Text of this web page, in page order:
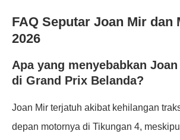
FAQ Seputar Joan Mir dan
2026
Apa yang menyebabkan
di Grand Prix Belanda?
Joan Mir terjatuh akibat kehilangan
depan motornya di Tikungan 4,